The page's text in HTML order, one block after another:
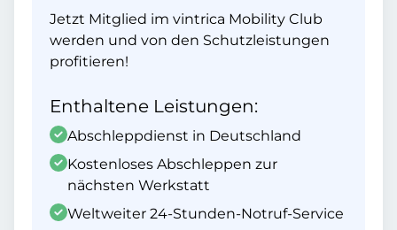
Jetzt Mitglied im vintrica Mobility Club
werden und von den Schutzleistungen
profitieren!
Enthaltene Leistungen:
Abschleppdienst in Deutschland
Kostenloses Abschleppen zur
nächsten Werkstatt
Weltweiter 24-Stunden-Notruf-Service